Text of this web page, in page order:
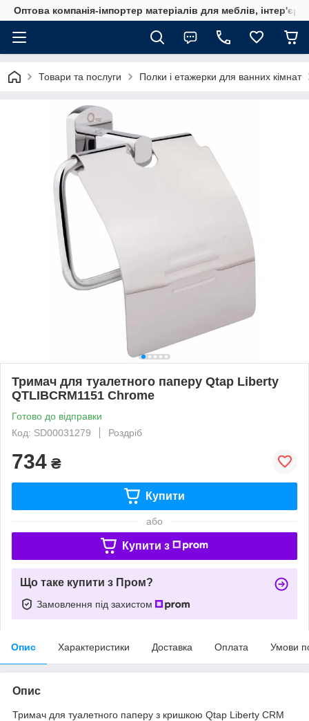
Оптова компанія-імпортер матеріалів для меблів, інтер'єру
Товари та послуги Полки і етажерки для ванних кімнат
Тримач для туалетного паперу Qtap Liberty
QTLIBCRM1151 Chrome
Готово до відправки
Код: SD00031279
Роздріб
734 ₴
Купити
або
Купити з
Що таке купити з Пром?
Замовлення під захистом
Опис Характеристики Доставка Оплата Умови
Опис
Тримач для туалетного паперу з кришкою Qtap Liberty CRM